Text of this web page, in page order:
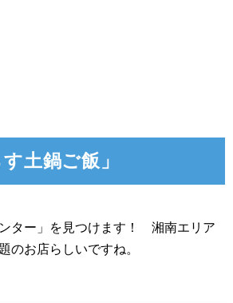
土鍋ご飯」
ター」を見つけます！ 湘南エリア
のお店らしいですね。